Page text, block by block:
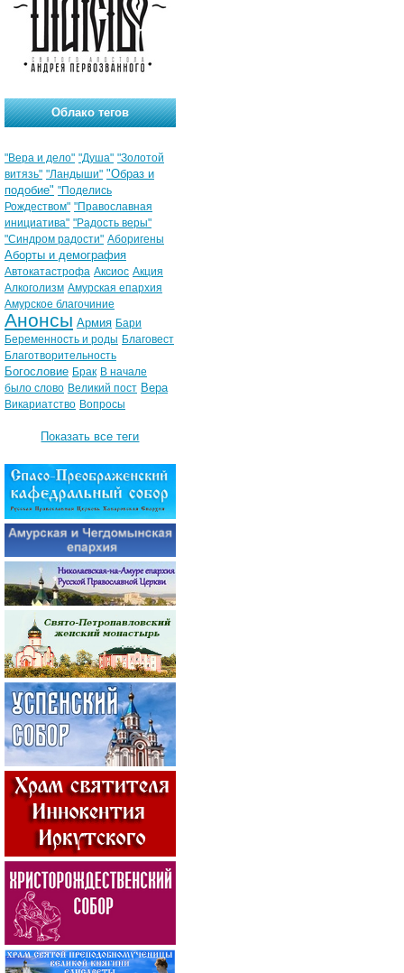
Облако тегов
"Вера и дело" "Душа" "Золотой
витязь" "Ландыши" "Образ и
подобие" "Поделись
Рождеством" "Православная
инициатива" "Радость веры"
"Синдром радости" Аборигены
Аборты и демография
Автокатастрофа Аксиос Акция
Алкоголизм Амурская епархия
Амурское благочиние
Анонсы Армия Бари
Беременность и роды Благовест
Благотворительность
Богословие Брак В начале
было слово Великий пост Вера
Викариатство Вопросы
Показать все теги